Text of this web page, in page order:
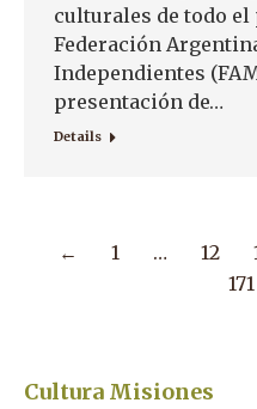
culturales de todo
Federación
Independientes
presentación de…
Details
← 1 … 12
171
Cultura Misiones